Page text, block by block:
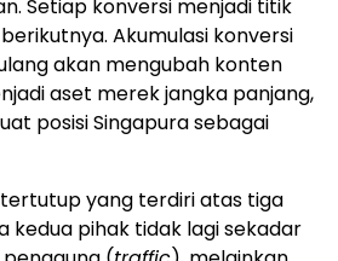
Setiap konversi menjadi titik
Akumulasi konversi
akan mengubah konten
aset merek jangka panjang,
posisi Singapura sebagai
yang terdiri atas tiga
kedua pihak tidak lagi sekadar